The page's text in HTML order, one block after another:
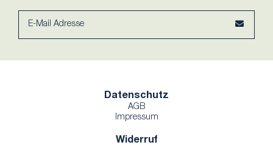
Datenschutz
AGB
Impressum
Widerruf